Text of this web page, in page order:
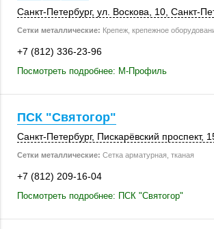
Санкт-Петербург, ул. Воскова, 10 Санкт-
Сетки металлические: Крепеж, крепежное
+7 (812) 336-23-96
Посмотреть подробнее: М-Профиль
ПСК "Святогор"
Санкт-Петербург, Пискарёвский проспект,
Сетки металлические: Сетка арматурная, тканая
+7 (812) 209-16-04
Посмотреть подробнее: ПСК "Святогор"